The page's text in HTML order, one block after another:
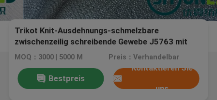
Trikot Knit-Ausdehnungs-schmelzbare
zwischenzeilig schreibende Gewebe J5763 mit
verschiedenem Handfeeling und Gewicht
MOQ：3000 | 5000 M Preis：Verhandelbar
Bestpreis
Kontaktieren Sie
uns